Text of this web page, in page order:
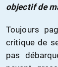
objectif de
Toujours
critique de
pas